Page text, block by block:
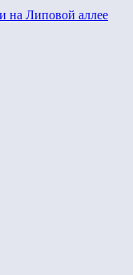
на Липовой аллее